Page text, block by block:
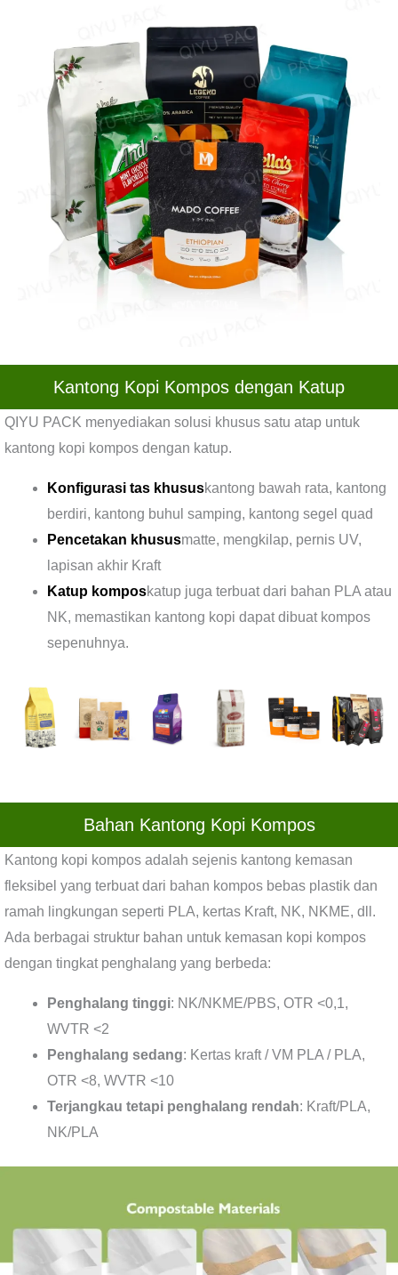
Kantong Kopi Kompos dengan Katup
QIYU PACK menyediakan solusi khusus satu atap untuk
kantong kopi kompos dengan katup.
Konfigurasi tas khususkantong bawah rata, kantong
berdiri, kantong buhul samping, kantong segel quad
Pencetakan khususmatte, mengkilap, pernis UV,
lapisan akhir Kraft
Katup komposkatup juga terbuat dari bahan PLA atau
NK, memastikan kantong kopi dapat dibuat kompos
sepenuhnya.
Bahan Kantong Kopi Kompos
Kantong kopi kompos adalah sejenis kantong kemasan
fleksibel yang terbuat dari bahan kompos bebas plastik dan
ramah lingkungan seperti PLA, kertas Kraft, NK, NKME, dll.
Ada berbagai struktur bahan untuk kemasan kopi kompos
dengan tingkat penghalang yang berbeda:
Penghalang tinggi: NK/NKME/PBS, OTR <0,1,
WVTR <2
Penghalang sedang: Kertas kraft / VM PLA / PLA,
OTR <8, WVTR <10
Terjangkau tetapi penghalang rendah: Kraft/PLA,
NK/PLA